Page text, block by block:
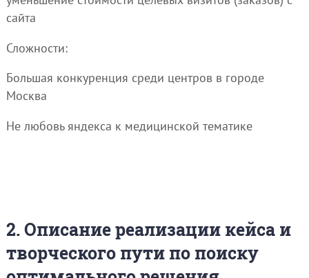
сайта
Сложности:
Большая конкуренция среди центров в городе
Москва
Не любовь яндекса к медицинской тематике
2. Описание реализации кейса и
творческого пути по поиску